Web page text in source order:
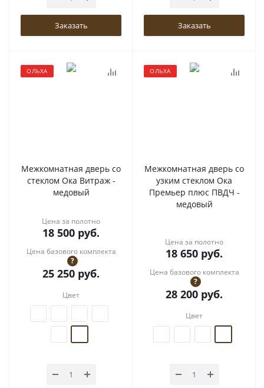
Заказать Заказать
ОЛЬХА
Межкомнатная дверь со
стеклом Ока Витраж -
медовый
Цена за полотно
18 500 руб.
Цена базового комплекта
?
25 250 руб.
Цвет
ОЛЬХА
Межкомнатная дверь со
узким стеклом Ока
Премьер плюс ПВДЧ -
медовый
Цена за полотно
18 650 руб.
Цена базового комплекта
?
28 200 руб.
Цвет